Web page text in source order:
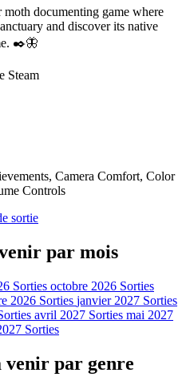
documenting game where
and discover its native
✒️🦋
Steam
Camera Comfort, Color
Controls
sortie
par mois
Sorties octobre 2026 Sorties
2026 Sorties janvier 2027 Sorties
avril 2027 Sorties mai 2027
Sorties
par genre